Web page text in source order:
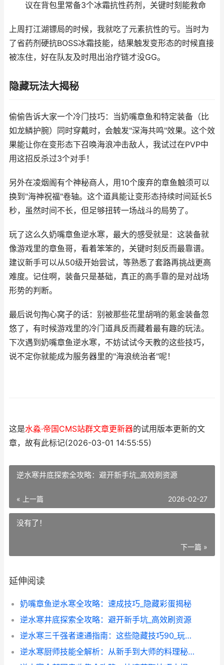
议在背包里常备3个冰霜抗性药剂，关键时刻能救命
上周打江湖镖局的时候，我就吃了元素抗性的亏。当时为
了省药剂硬抗BOSS冰霜技能，结果触发变形态的时候直接
被冻住，好在队友及时甩出治疗链才没GG。
隐藏玩法大揭秘
偷偷告诉大家一个冷门技巧：当奶嘴章鱼和特定装备（比
如龙鳞护腕）同时穿戴时，会触发"深海共鸣"效果。这个效
果能让你在变形态下召唤海浪冲击敌人，我试过在PVP中
用这招反杀过3个对手！
另外在凌烟阁有个神秘商人，用10个废弃的章鱼触须可以
换到"海神祝福"卷轴。这个道具能让变形态持续时间延长5
秒，虽然时间不长，但足够扭转一场战斗的局势了。
玩了这么久奶嘴章鱼逆水寒，最大的感受就是：这装备就
像游戏里的章鱼哥，看着笨笨的，关键时刻反而最靠谱。
建议新手可以从50级开始尝试，等熟悉了套路再挑战更高
难度。记住啊，装备只是基础，真正的高手靠的是对战场
形势的判断。
最后说句掏心窝子的话：别被那些花里胡哨的氪金装备忽
悠了，有时候游戏里的冷门道具反而藏着最有趣的玩法。
下次遇到奶嘴章鱼逆水寒，不妨试试今天教的这些技巧，
说不定你就能成为服务器里的"海浪统治者"呢！
这是水淼·帝国CMS站群文章更新器的试用版本更新的文
章，故有此标记(2026-03-01 14:55:55)
逆水寒井底探索全攻略：避开新手坑_高效刷资源
« 上一篇 2026-02-27
没有了！
下一篇 »
延伸阅读
奶嘴章鱼逆水寒全攻略：速成技巧_隐藏彩蛋揭秘
逆水寒井底探索全攻略：避开新手坑_高效刷资源
逆水寒三千强者速通指南：这些隐藏技巧90_玩家不知道_
逆水寒厨师技能全解析：从新手到大师的料理秘籍